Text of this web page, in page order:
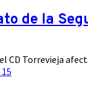
de la
CD Torrevieja